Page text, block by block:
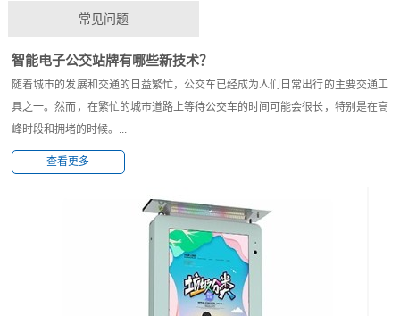
常见问题
智能电子公交站牌有哪些新技术？
随着城市的发展和交通的日益繁忙，公交车已经成为人们日常出行的主要交通工
具之一。然而，在繁忙的城市道路上等待公交车的时间可能会很长，特别是在高
峰时段和拥堵的时候。...
查看更多